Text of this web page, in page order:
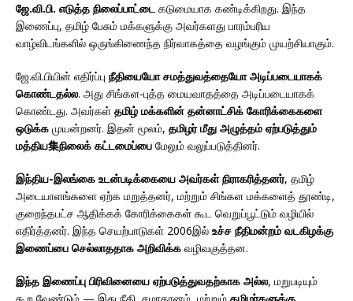
ஜே.வி.பி. எடுத்த நிலைப்பாட்டை கடுமையாக கண்டிக்கிறது. இந்த
இணைப்பு, தமிழ் பேசும் மக்களுக்கு அவர்களது பாரம்பரிய
வாழ்விடங்களில் ஒருங்கிணைந்த நிர்வாகத்தை வழங்கும் முயற்சியாகும்.
ஜே.வி.பியின் எதிர்ப்பு நீதியையோ சமத்துவத்தையோ அடிப்படையாகக்
கொண்டதல்ல. அது சிங்கள-புத்த மையவாதத்தை அடிப்படையாகக்
கொண்டது. அவர்கள் தமிழ் மக்களின் தன்னாட்சிக் கோரிக்கைகளை
ஒடுக்க முயன்றனர். இதன் மூலம், தமிழர் மீது அழுத்தம் ஏற்படுத்தும்
மத்திய集நிலைக் கட்டமைப்பை மேலும் வலுப்படுத்தினர்.
இந்திய-இலங்கை உடன்படிக்கையை அவர்கள் நிராகரித்தனர், தமிழ்
அடையாளங்களை ஏற்க மறுத்தனர், மற்றும் சிங்கள மக்களைத் தூண்டி,
குறைந்தபட்ச ஆதிக்கக் கோரிக்கைகள் கூட வெறுப்பூட்டும் வழியில்
எதிர்த்தனர். இந்த செயற்பாடுகள் 2006இல் உச்ச நீதிமன்றம் வடகிழக்கு
இணைப்பை செல்லாததாக அறிவிக்க வழிவகுத்தன.
இந்த இணைப்பு பிரிவினையை ஏற்படுத்துவதற்காக அல்ல, மறுபடியும்